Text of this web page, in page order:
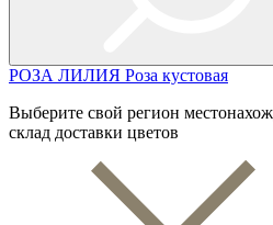
РОЗА ЛИЛИЯ Роза кустовая
Выберите свой регион
склад доставки цветов